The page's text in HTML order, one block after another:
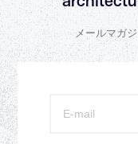
メールマガ